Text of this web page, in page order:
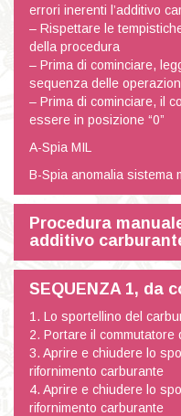
errori inerenti l’additivo
– Rispettare le
della procedura
– Prima di cominciare,
sequenza delle
– Prima di cominciare, il
essere in posizione “0”
A-Spia MIL
B-Spia anomalia sistema
Procedura
additivo
SEQUENZA 1, da
1. Lo sportellino del
2. Portare il
3. Aprire e chiudere lo
rifornimento carburante
4. Aprire e chiudere lo
rifornimento carburante